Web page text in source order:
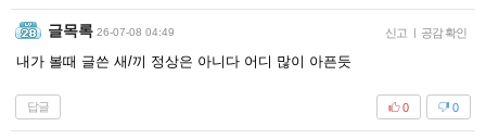
글목록 26-07-08 04:49 신고 | 공감 확인
내가 볼때 글쓴 새/끼 정상은 아니다 어디 많이 아픈듯
답글 0
0